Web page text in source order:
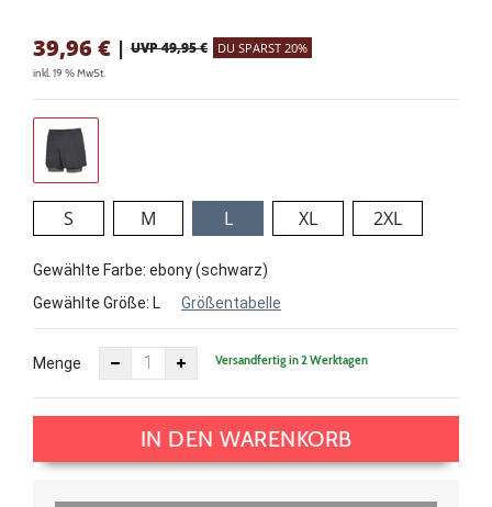
39,96 € | UVP 49,95 € DU SPARST 20%
inkl. 19 % MwSt.
S M L XL 2XL
Gewählte Farbe: ebony (schwarz)
Gewählte Größe: L Größentabelle
Menge Versandfertig in 2 Werktagen
IN DEN WARENKORB